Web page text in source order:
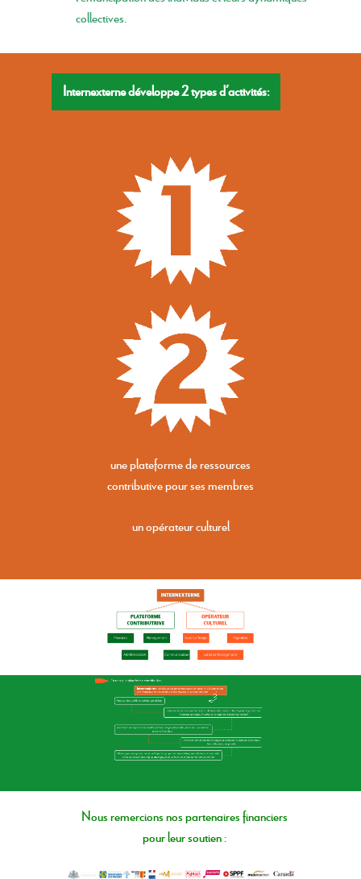
collectives
Internexterne développe 2 types d’activités:
une plateforme de ressources
contributive pour ses membres
un opérateur culturel
Nous remercions nos partenaires financiers
pour leur soutien :